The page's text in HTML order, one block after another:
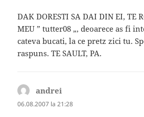
DAK DORESTI SA DAI DIN EI, TE
MEU ” tutter08 „, deoarece as fi
cateva bucati, la ce pretz zici tu.
raspuns. TE SAULT, PA.
andrei
06.08.2007 la 21:28